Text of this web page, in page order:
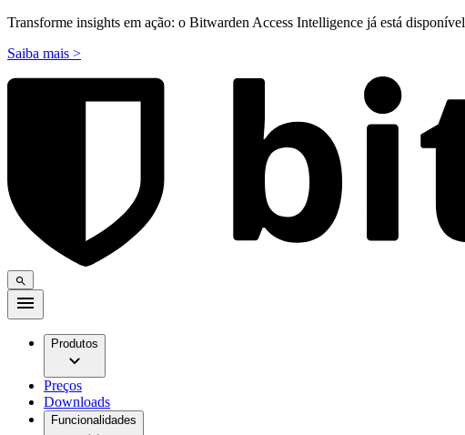
Transforme insights em ação: o Bitwarden Access Intelligence já está disponível
Saiba mais >
Produtos
Preços
Downloads
Funcionalidades